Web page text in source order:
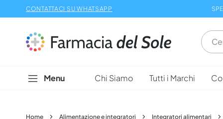
Salta
al
CONTATTACI SU WHATSAPP
Menu Chi Siamo Tutti i Marchi
Home Alimentazione e integratori Integratori alimentari